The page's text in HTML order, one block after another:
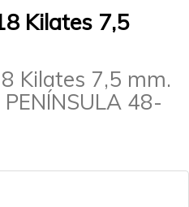
Kilates 7,5
Kilates 7,5 mm.
48-